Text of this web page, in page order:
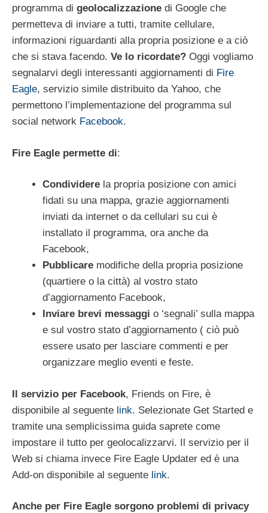
programma di geolocalizzazione di Google che
permetteva di inviare a tutti, tramite cellulare,
informazioni riguardanti alla propria posizione e a ciò
che si stava facendo. Ve lo ricordate? Oggi vogliamo
segnalarvi degli interessanti aggiornamenti di Fire
Eagle, servizio simile distribuito da Yahoo, che
permettono l’implementazione del programma sul
social network Facebook.
Fire Eagle permette di:
Condividere la propria posizione con amici
fidati su una mappa, grazie aggiornamenti
inviati da internet o da cellulari su cui è
installato il programma, ora anche da
Facebook,
Pubblicare modifiche della propria posizione
(quartiere o la città) al vostro stato
d’aggiornamento Facebook,
Inviare brevi messaggi o ‘segnali’ sulla mappa
e sul vostro stato d’aggiornamento ( ciò può
essere usato per lasciare commenti e per
organizzare meglio eventi e feste.
Il servizio per Facebook, Friends on Fire, è
disponibile al seguente link. Selezionate Get Started e
tramite una semplicissima guida saprete come
impostare il tutto per geolocalizzarvi. Il servizio per il
Web si chiama invece Fire Eagle Updater ed è una
Add-on disponibile al seguente link.
Anche per Fire Eagle sorgono problemi di privacy